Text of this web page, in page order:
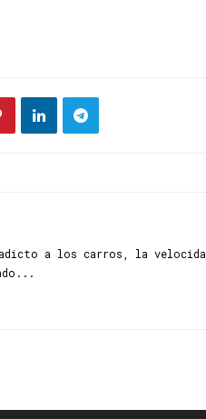
a los carros, la